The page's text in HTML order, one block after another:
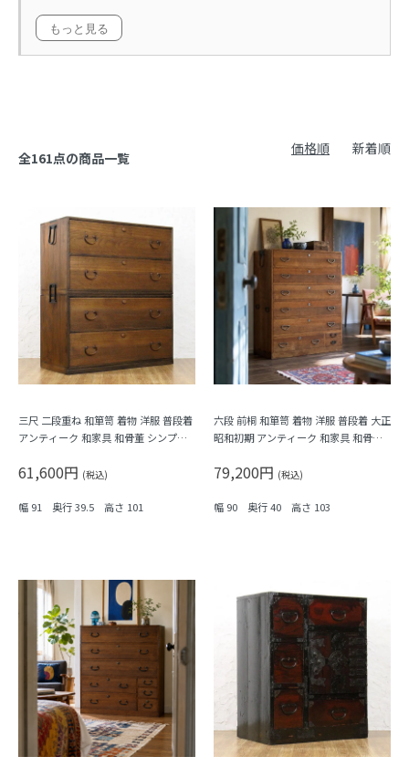
もっと見る
全161点の商品一覧
価格順 新着順
三尺 二段重ね 和箪笥 着物 洋服 普段着
アンティーク 和家具 和骨董 シンプル
61,600円 (税込)
幅 91 奥行 39.5 高さ 101
六段 前桐 和箪笥 着物 洋服 普段着 大正
昭和初期 アンティーク 和家具 和骨董
79,200円 (税込)
幅 90 奥行 40 高さ 103